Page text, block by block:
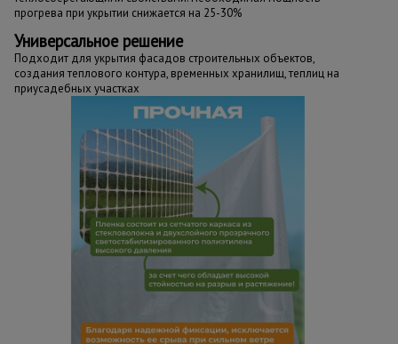
прогрева при укрытии снижается на 25-30%
Универсальное решение
Подходит для укрытия фасадов строительных объектов,
создания теплового контура, временных хранилищ, теплиц на
приусадебных участках